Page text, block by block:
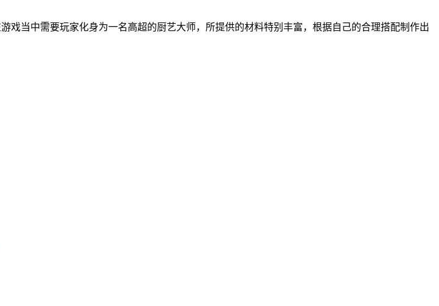
戏当中需要玩家化身为一名高超的厨艺大师，所提供的材料特别丰富，根据自己的合理搭配制作出